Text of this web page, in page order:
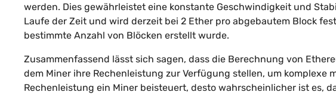
werden. Dies gewährleistet eine konstante Geschwindigkeit und
Laufe der Zeit und wird derzeit bei 2 Ether pro abgebautem Block
bestimmte Anzahl von Blöcken erstellt wurde.
Zusammenfassend lässt sich sagen, dass die Berechnung von
dem Miner ihre Rechenleistung zur Verfügung stellen, um komplexe
Rechenleistung ein Miner beisteuert, desto wahrscheinlicher ist es,